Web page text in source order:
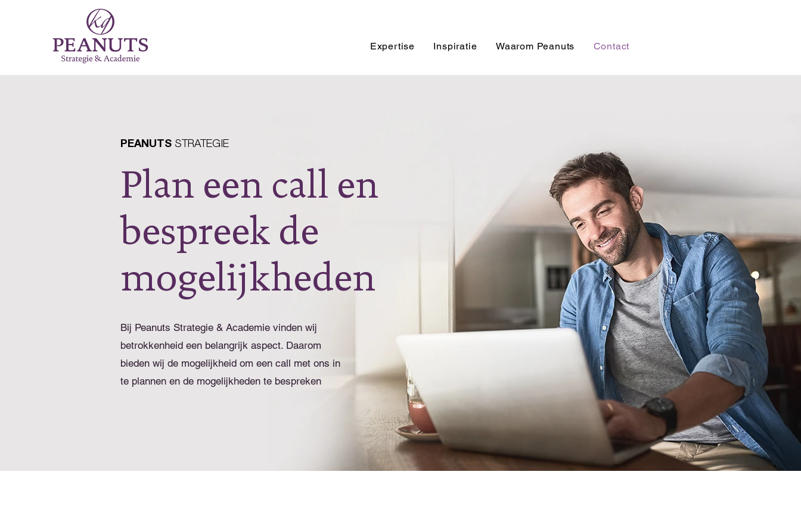
Expertise Inspiratie Waarom Peanuts Contact
PEANUTS STRATEGIE
Plan een call en
bespreek de
mogelijkheden
Bij Peanuts Strategie & Academie vinden wij
betrokkenheid een belangrijk aspect. Daarom
bieden wij de mogelijkheid om een call met ons in
te plannen en de mogelijkheden te bespreken